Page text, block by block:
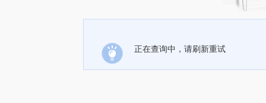
正在查询中，请刷新重试